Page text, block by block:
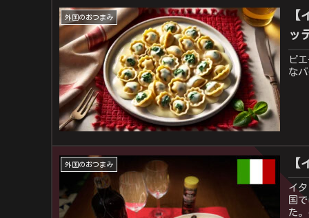
外国のおつまみ
ッ
ピ
な
外国のおつまみ 【
イ
国
た